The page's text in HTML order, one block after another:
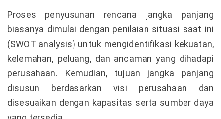
Proses penyusunan rencana jangka panjang
biasanya dimulai dengan penilaian situasi saat ini
(SWOT analysis) untuk mengidentifikasi kekuatan,
kelemahan, peluang, dan ancaman yang dihadapi
perusahaan. Kemudian, tujuan jangka panjang
disusun berdasarkan visi perusahaan dan
disesuaikan dengan kapasitas serta sumber daya